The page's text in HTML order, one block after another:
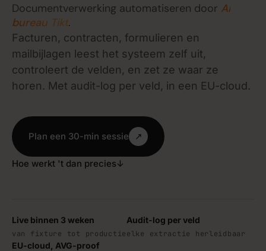
Documentverwerking automatiseren door AI
bureau Tikt.
Facturen, contracten, formulieren en
mailbijlagen leest het systeem zelf uit,
controleert de velden, en zet ze waar ze
horen. Met audit-log per veld, in een EU-cloud.
Plan een 30-min sessie ↗
Hoe werkt 't dan precies↓
Live binnen 3 weken
van fixture tot productie
Audit-log per veld
elke extractie herleidbaar
EU-cloud, AVG-proof